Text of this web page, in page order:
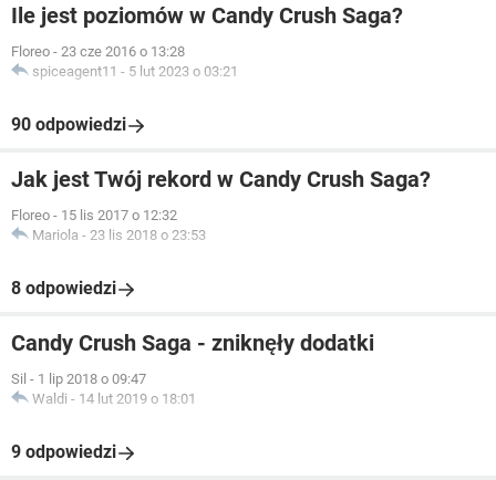
Ile jest poziomów w Candy Crush Saga?
Floreo - 23 cze 2016 o 13:28
spiceagent11 - 5 lut 2023 o 03:21
90 odpowiedzi
Jak jest Twój rekord w Candy Crush Saga?
Floreo - 15 lis 2017 o 12:32
Mariola - 23 lis 2018 o 23:53
8 odpowiedzi
Candy Crush Saga - zniknęły dodatki
Sil - 1 lip 2018 o 09:47
Waldi - 14 lut 2019 o 18:01
9 odpowiedzi